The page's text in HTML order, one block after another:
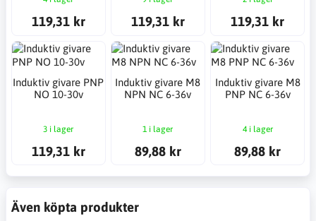
119,31 kr 119,31 kr 119,31 kr
Induktiv givare PNP
NO 10-30v
3 i lager
119,31 kr
Induktiv givare M8
NPN NC 6-36v
1 i lager
89,88 kr
Induktiv givare M8
PNP NC 6-36v
4 i lager
89,88 kr
Även köpta produkter